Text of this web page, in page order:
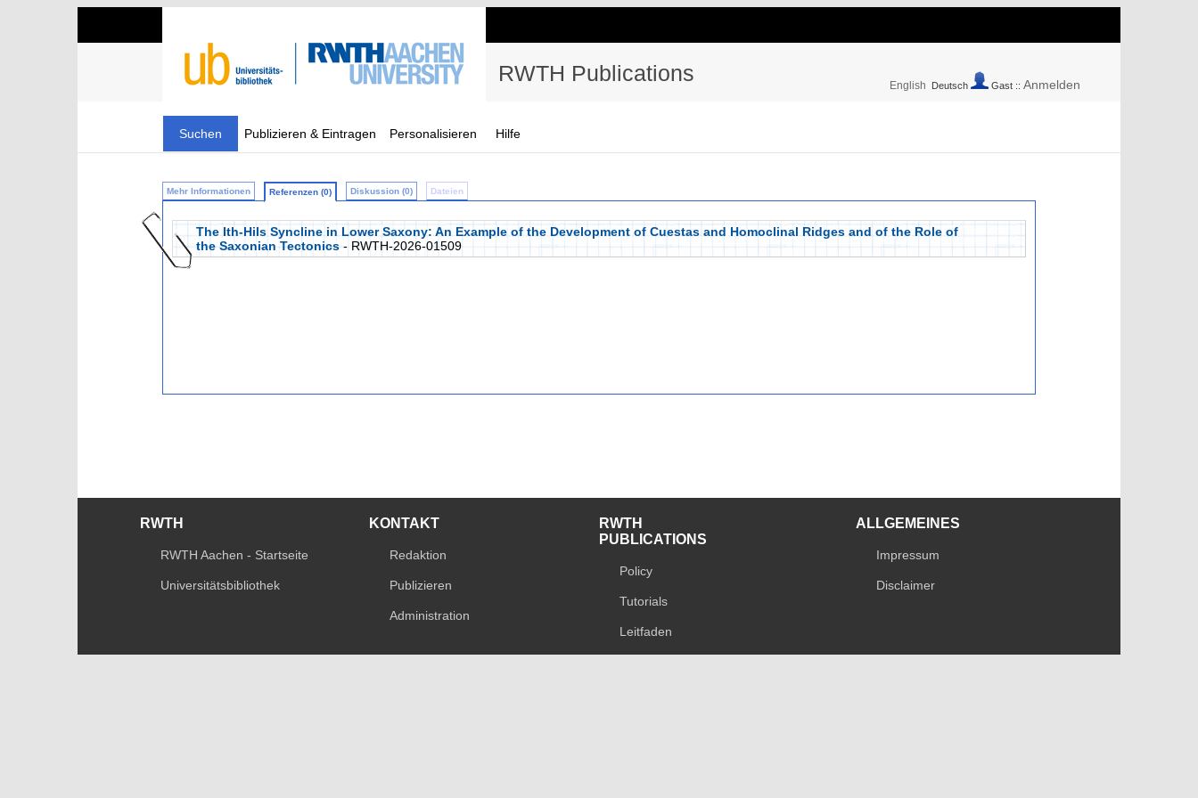
RWTH Publications English Deutsch Gast :: Anmelden
Suchen Publizieren & Eintragen Personalisieren Hilfe
Mehr Informationen Referenzen (0) Diskussion (0) Dateien
The Ith-Hils Syncline in Lower Saxony: An Example of the Development of Cuestas and Homoclinal Ridges and of the Role of
the Saxonian Tectonics - RWTH-2026-01509
RWTH
RWTH Aachen - Startseite
Universitätsbibliothek
KONTAKT
Redaktion
Publizieren
Administration
RWTH
PUBLICATIONS
Policy
Tutorials
Leitfaden
ALLGEMEINES
Impressum
Disclaimer